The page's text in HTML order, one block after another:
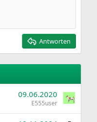
Antworten
09.06.2020
E555user